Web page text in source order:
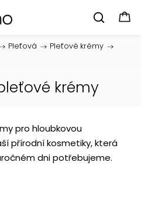
Pleťová / Pleťové krémy /
krémy
pro hloubkovou
přírodní kosmetiky, která
dni potřebujeme.